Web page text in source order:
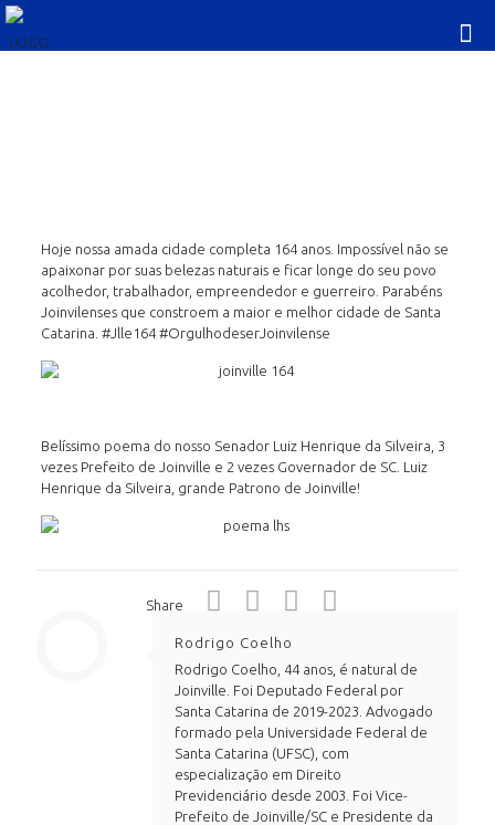
Hoje nossa amada cidade completa 164 anos. Impossível não se
apaixonar por suas belezas naturais e ficar longe do seu povo
acolhedor, traba lhador, empreendedor e guerreiro. Parabéns
Joinvilenses que constroem a maior e melhor cidade de Santa
Catarina. ‪#‎Jlle164‬ ‪#‎OrgulhodeserJoinvilense‬
Belíssimo poema do nosso Senador Luiz Henrique da Silveira, 3
vezes Prefeito de Joinville e 2 vezes Governador de SC. Luiz
Henrique da Silveira, grande Patrono de Joinville!
Share
Rodrigo Coelho
Rodrigo Coelho, 44 anos, é natural de
Joinville. Foi Deputado Federal por
Santa Catarina de 2019-2023. Advogado
formado pela Universidade Federal de
Santa Catarina (UFSC), com
especialização em Direito
Previdenciário desde 2003. Foi Vice-
Prefeito de Joinville/SC e Presidente da